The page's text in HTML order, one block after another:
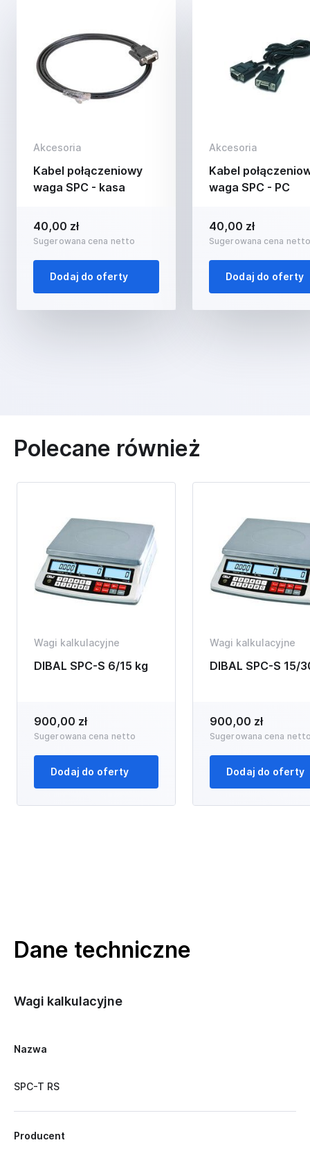
Akcesoria
Kabel połączeniowy
waga SPC - kasa
40,00 zł
Sugerowana cena netto
Dodaj do oferty
Akcesoria
Kabel
waga SPC - PC
40,00 zł
Sugerowana cena
Dodaj do oferty
Polecane również
Wagi kalkulacyjne
DIBAL SPC-S 6/15 kg
900,00 zł
Sugerowana cena netto
Dodaj do oferty
Wagi kalkulacyjne
DIBAL SPC-S 15/
900,00 zł
Sugerowana cena
Dodaj do oferty
Dane techniczne
Wagi kalkulacyjne
Nazwa
SPC-T RS
Producent